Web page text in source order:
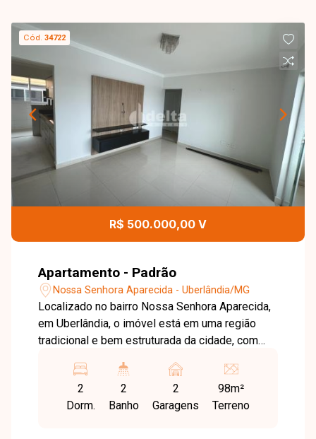
Cód.34722
R$ 500.000,00 V
Apartamento - Padrão
Nossa Senhora Aparecida - Uberlândia/MG
Localizado no bairro Nossa Senhora Aparecida,
em Uberlândia, o imóvel está em uma região
tradicional e bem estruturada da cidade, com
proximidade com supermercados, escolas,
farmácias e diversos comércios,
proporcionando praticidade e ótima qualidade
2
Dorm.
2
Banho
2
Garagens
98m²
Terreno